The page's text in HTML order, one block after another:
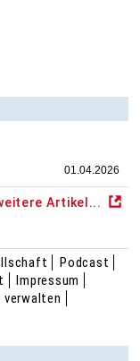
01.04.2026
Artikel...
Podcast
Impressum